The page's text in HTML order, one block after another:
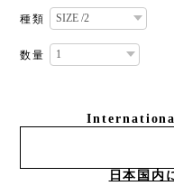
種類
数量
日本国内